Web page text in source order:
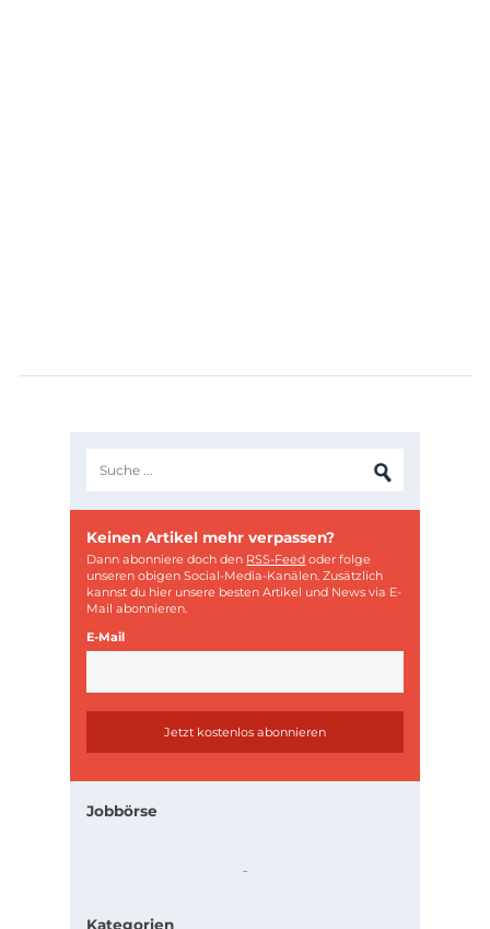
Keinen Artikel mehr verpassen?
Dann abonniere doch den RSS-Feed oder folge
unseren obigen Social-Media-Kanälen. Zusätzlich
kannst du hier unsere besten Artikel und News via E-
Mail abonnieren.
E-Mail
Jobbörse
Kategorien